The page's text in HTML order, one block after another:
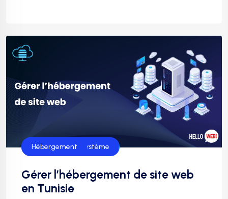
Administration système
Hébergement
Gérer l’hébergement de site web
en Tunisie